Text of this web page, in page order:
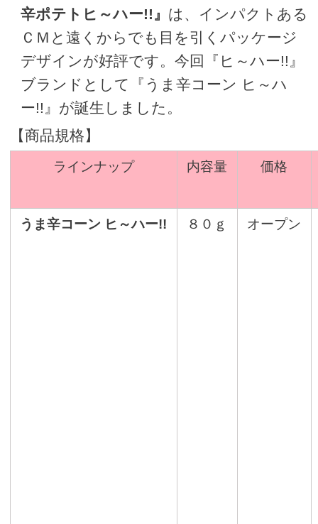
辛ポテトヒ～ハー!!』 は、インパクトある
ＣＭと遠くからでも目を引くパッケージ
デザインが好評です。今回『ヒ～ハー!!』
ブランドとして『うま辛コーン ヒ～ハ
ー!!』が誕生しました。
【商品規格】
ラインナップ 内容量 価格
うま辛コーン ヒ～ハー!! ８０ｇ オープン